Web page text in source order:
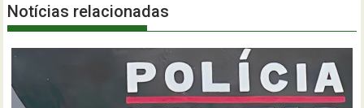
Notícias relacionadas